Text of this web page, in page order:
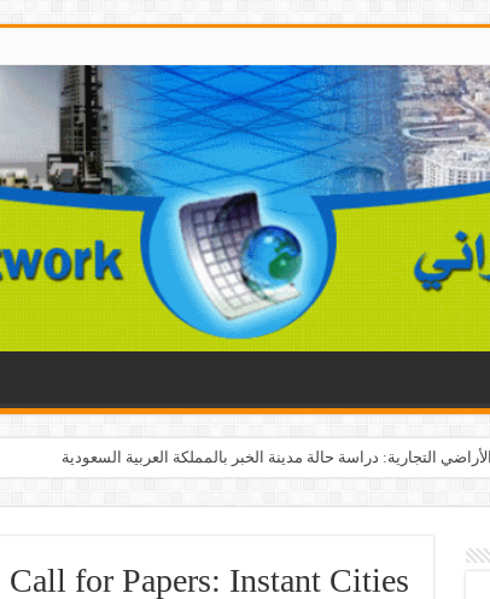
التجارية: دراسة حالة مدينة الخبر بالمملكة العربية السعودية